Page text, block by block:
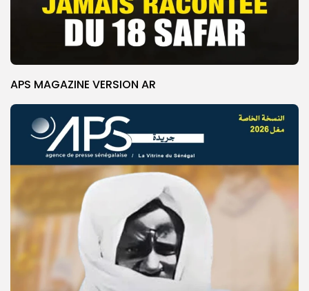
APS MAGAZINE VERSION AR